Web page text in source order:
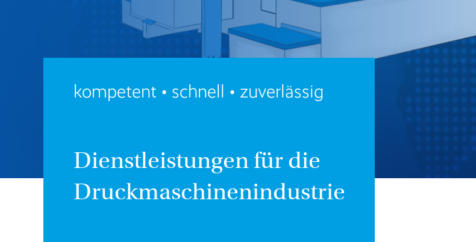
kompetent • schnell • zuverlässig
Dienstleistungen für die
Druckmaschinenindustrie